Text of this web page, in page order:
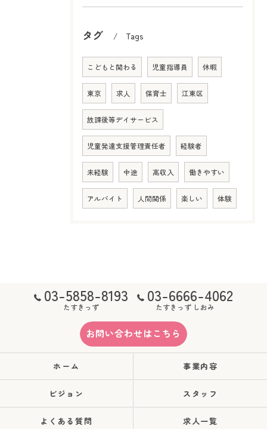
タグ Tags
こどもと関わる 児童指導員 休暇
東京 求人 保育士 江東区
放課後等デイサービス
児童発達支援管理責任者 経験者
未経験 中途 高収入 働きやすい
アルバイト 人間関係 楽しい 体験
03-5858-8193
たすきっず
03-6666-4062
たすきっず しおみ
お問い合わせはこちら
ホーム 事業内容
ビジョン スタッフ
よくある質問 求人一覧